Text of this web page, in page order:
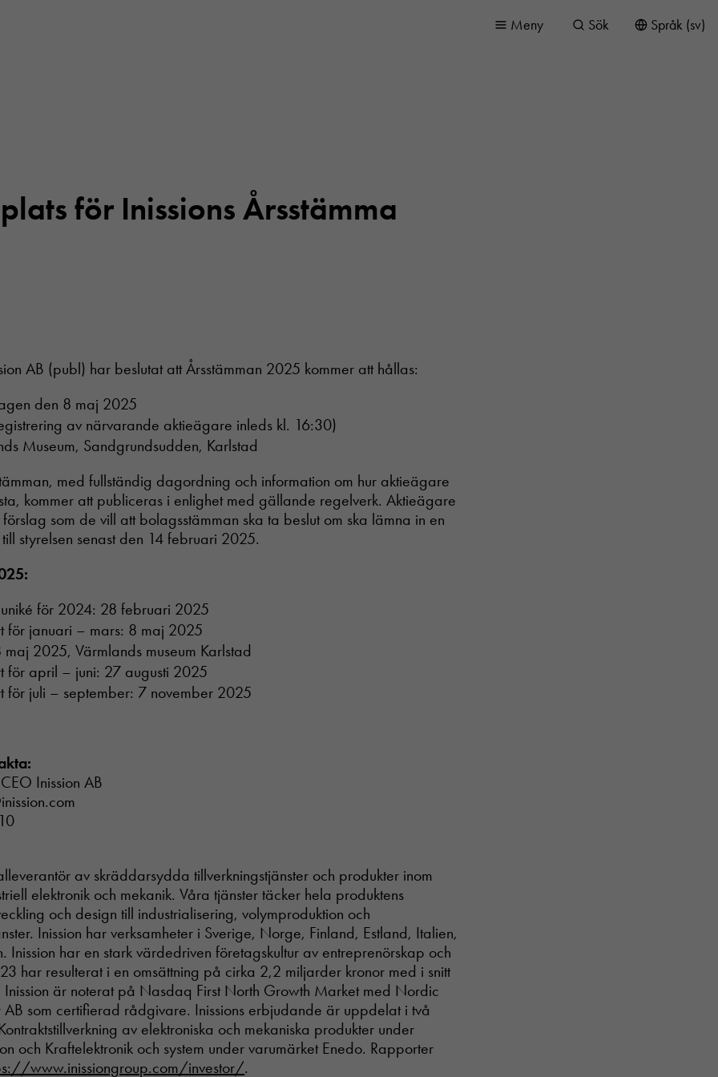
Språk (sv)
Sök
Meny
för Inissions Årsstämma
AB (publ) har beslutat att Årsstämman 2025 kommer att hållas:
den 8 maj 2025
av närvarande aktieägare inleds kl. 16:30)
Museum, Sandgrundsudden, Karlstad
med fullständig dagordning och information om hur aktieägare
kommer att publiceras i enlighet med gällande regelverk. Aktieägare
som de vill att bolagsstämman ska ta beslut om ska lämna in en
styrelsen senast den 14 februari 2025.
för 2024: 28 februari 2025
för januari – mars: 8 maj 2025
maj 2025, Värmlands museum Karlstad
för april – juni: 27 augusti 2025
för juli – september: 7 november 2025
Inission AB
av skräddarsydda tillverkningstjänster och produkter inom
elektronik och mekanik. Våra tjänster täcker hela produktens
och design till industrialisering, volymproduktion och
Inission har verksamheter i Sverige, Norge, Finland, Estland, Italien,
Inission har en stark värdedriven företagskultur av entreprenörskap och
har resulterat i en omsättning på cirka 2,2 miljarder kronor med i snitt
är noterat på Nasdaq First North Growth Market med Nordic
som certifierad rådgivare. Inissions erbjudande är uppdelat i två
av elektroniska och mekaniska produkter under
och Kraftelektronik och system under varumärket Enedo. Rapporter
www.inissiongroup.com/investor/.
Nödvändiga